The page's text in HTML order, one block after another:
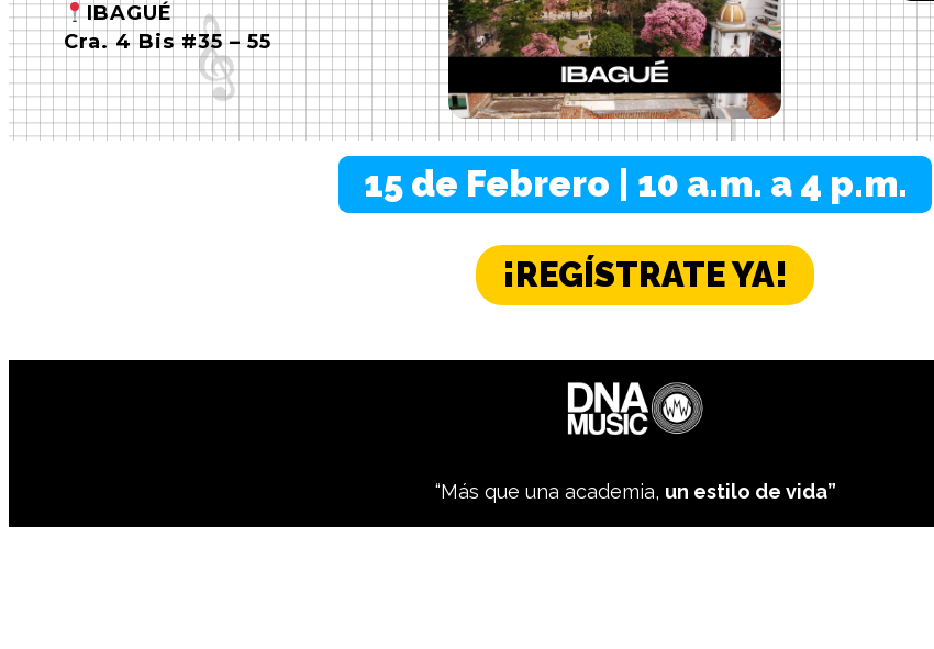
IBAGUÉ
Cra. 4 Bis #35 – 55
15 de Febrero | 10 a.m. a 4 p.m.
¡REGÍSTRATE YA!
“Más que una academia, un estilo de vida”